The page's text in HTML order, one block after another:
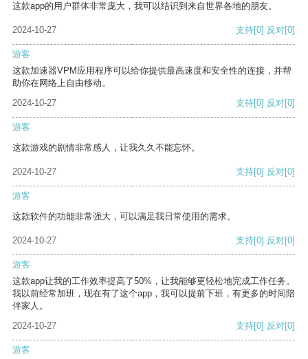
这款app的用户群体非常庞大，我可以结识到来自世界各地的朋友。
2024-10-27 支持[0] 反对[0]
游客
这款加速器VPM应用程序可以给你提供最高速度和安全性的连接，并帮
助你在网络上自由移动。
2024-10-27
支持[0] 反对[0]
游客
这款游戏的剧情非常感人，让我久久不能忘怀。
2024-10-27 支持[0] 反对[0]
游客
这款软件的功能非常强大，可以满足我日常使用的需求。
2024-10-27 支持[0] 反对[0]
游客
这款app让我的工作效率提高了50%，让我能够更轻松地完成工作任务。
我以前经常加班，现在有了这个app，我可以提前下班，有更多的时间陪
伴家人。
2024-10-27
支持[0] 反对[0]
游客